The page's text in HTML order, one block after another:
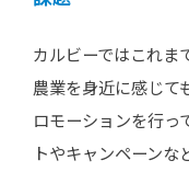
カルビーではこれま
農業を身近に感じて
ロモーションを行っ
トやキャンペーン